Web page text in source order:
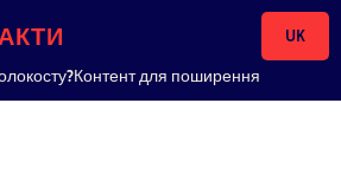
Контент для поширення
UK